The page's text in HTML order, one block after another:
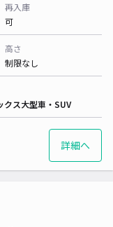
再入庫
可
高さ
制限なし
クス大型車・SUV
詳細へ